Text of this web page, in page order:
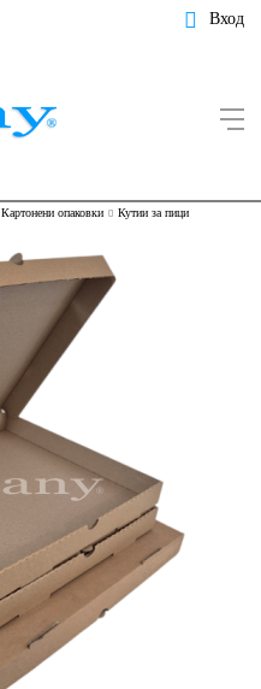
Вход
Картонени опаковки Кутии за пици